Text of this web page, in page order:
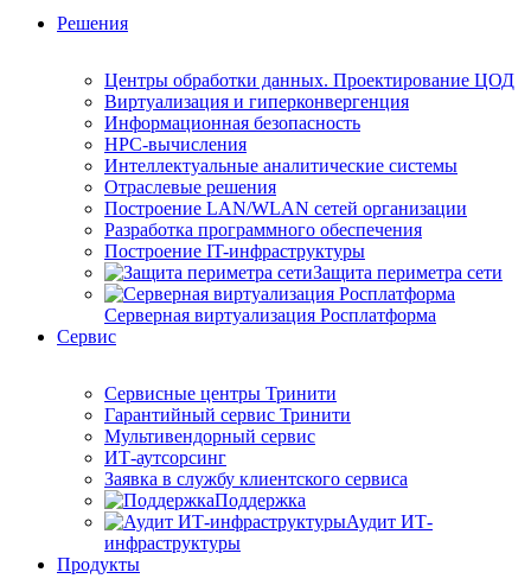
Решения
Центры обработки данных. Проектирование ЦОД
Виртуализация и гиперконвергенция
Информационная безопасность
HPC-вычисления
Интеллектуальные аналитические системы
Отраслевые решения
Построение LAN/WLAN сетей организации
Разработка программного обеспечения
Построение IT-инфраструктуры
Защита периметра сети
Серверная виртуализация Росплатформа
Сервис
Сервисные центры Тринити
Гарантийный сервис Тринити
Мультивендорный сервис
ИТ-аутсорсинг
Заявка в службу клиентского сервиса
Поддержка
Аудит ИТ-
инфраструктуры
Продукты